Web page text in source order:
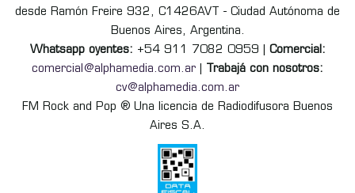
desde Ramón Freire 932, C1426AVT - Ciudad Autónoma de
Buenos Aires, Argentina.
Whatsapp oyentes: +54 911 7082 0959 | Comercial:
comercial@alphamedia.com.ar
Trabajá con nosotros:
cv@alphamedia.com.ar
FM Rock and Pop ® Una licencia de Radiodifusora Buenos
Aires S.A.